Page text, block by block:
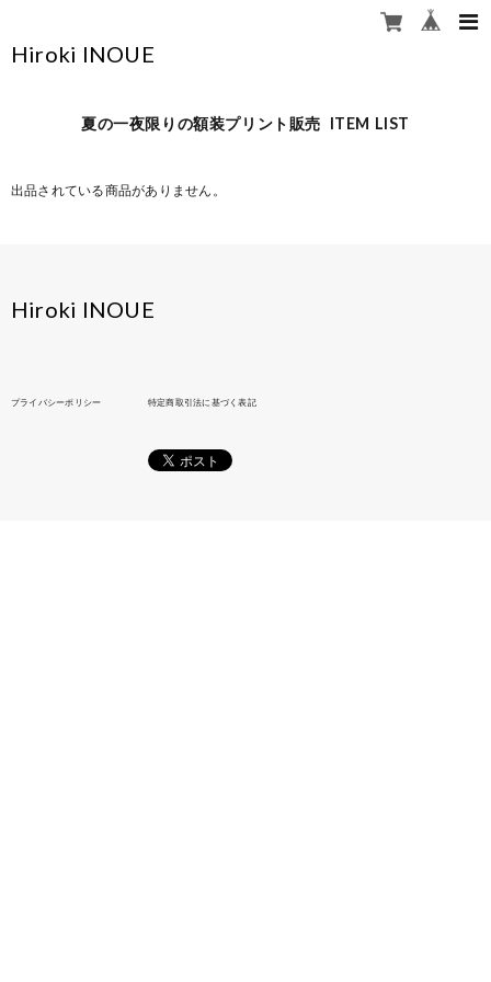
Hiroki INOUE
夏の一夜限りの額装プリント販売 ITEM LIST
出品されている商品がありません。
Hiroki INOUE
プライバシーポリシー 特定商取引法に基づく表記